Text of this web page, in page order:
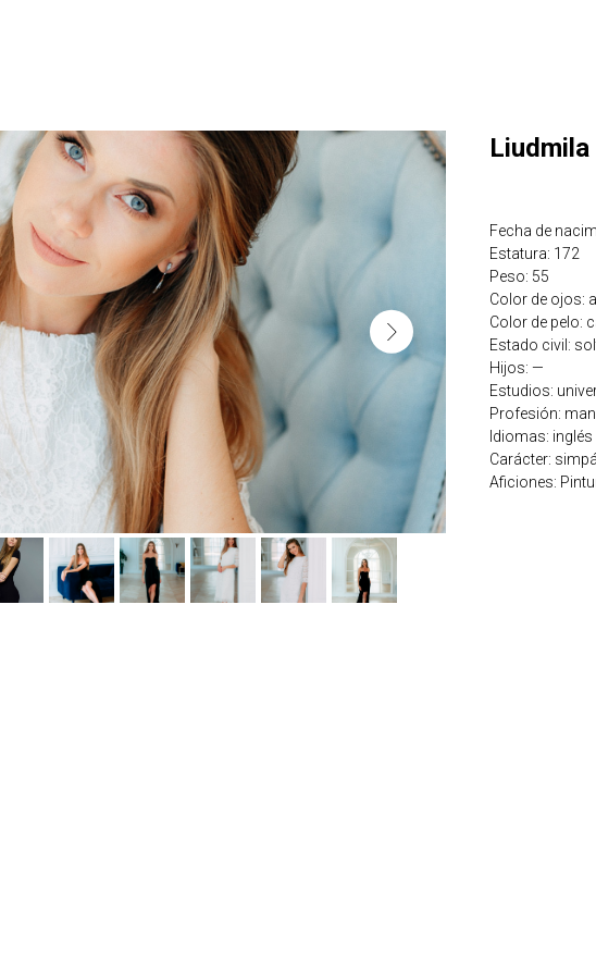
Fecha de
Estatura: 172
Peso: 55
Color de ojos:
Color de pelo:
Estado civil:
Hijos: —
Estudios:
Profesión:
Idiomas: inglés
Carácter:
Aficiones: